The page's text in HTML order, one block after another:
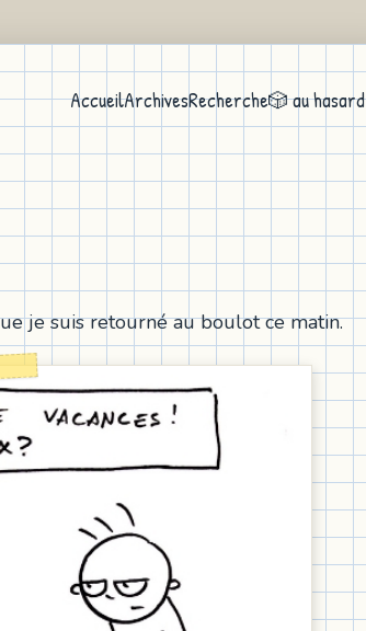
AccueilArchivesRecherche🎲 au hasard
je suis retourné au boulot ce matin.